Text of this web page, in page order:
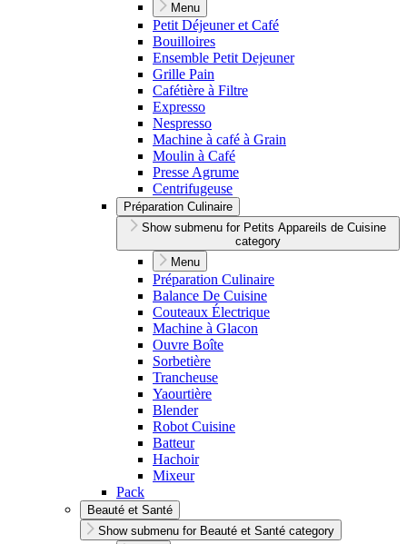
Menu
Petit Déjeuner et Café
Bouilloires
Ensemble Petit Dejeuner
Grille Pain
Cafétière à Filtre
Expresso
Nespresso
Machine à café à Grain
Moulin à Café
Presse Agrume
Centrifugeuse
Préparation Culinaire
Show submenu for Petits Appareils de Cuisine
category
Menu
Préparation Culinaire
Balance De Cuisine
Couteaux Électrique
Machine à Glacon
Ouvre Boîte
Sorbetière
Trancheuse
Yaourtière
Blender
Robot Cuisine
Batteur
Hachoir
Mixeur
Pack
Beauté et Santé
Show submenu for Beauté et Santé category